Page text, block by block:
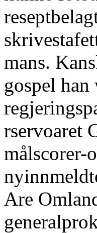
mans.
gospel
rservoaret
målscorer-
Are